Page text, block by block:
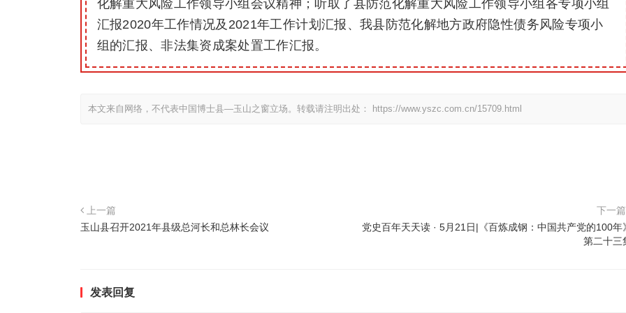
化解重大风险工作领导小组会议精神；听取了县防范化解重大风险工作领导小组各专项小组
汇报2020年工作情况及2021年工作计划汇报、我县防范化解地方政府隐性债务风险专项小
组的汇报、非法集资成案处置工作汇报。
本文来自网络，不代表中国博士县—玉山之窗立场。转载请注明出处： https://www.yszc.com.cn/15709.html
上一篇
玉山县召开2021年县级总河长和总林长会议
下一篇
党史百年天天读 · 5月21日|《百炼成钢：中国共产党的100年》
第二十三
发表回复